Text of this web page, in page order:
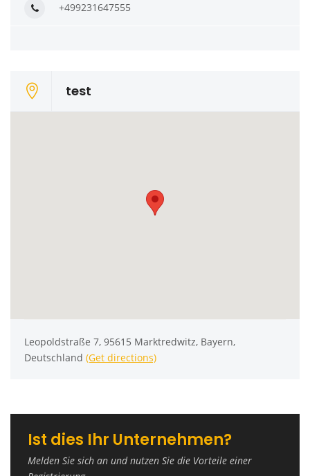
+499231647555
test
Leopoldstraße 7, 95615 Marktredwitz, Bayern,
Deutschland (Get directions)
Ist dies Ihr Unternehmen?
Melden Sie sich an und nutzen Sie die Vorteile einer